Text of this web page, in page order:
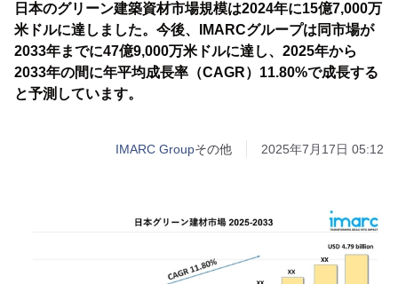
日本のグリーン建築資材市場規模は2024年に15億7,000万
米ドルに達しました。今後、IMARCグループは同市場が
2033年までに47億9,000万米ドルに達し、2025年から
2033年の間に年平均成長率（CAGR）11.80%で成長する
と予測しています。
IMARC Groupその他 2025年7月17日 05:12